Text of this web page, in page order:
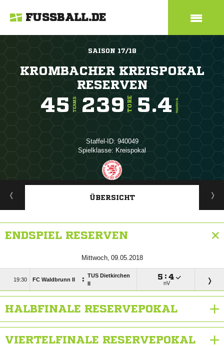
FUSSBALL.DE
SAISON 17/18
KROMBACHER KREISPOKAL
RESERVEN
45 TEAMS 239 TORE 5.4 TORE/SPIEL
Staffel-ID: 940049
Spielklasse: Kreispokal
ANZEIGE
ÜBERSICHT
ENDSPIEL RESERVEN
 
 FC Waldbrunn II : TUS Dietkirchen
II
 : 
nV
HALBFINALE RESERVEPOKAL
VIERTELFINALE RESERVEPOKAL